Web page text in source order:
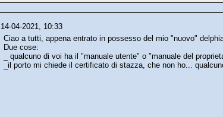
14-04-2021, 10:33
Ciao a tutti, appena entrato in possesso del mio "nuovo" delphia
Due cose:
_ qualcuno di voi ha il "manuale utente" o "manuale del
_il porto mi chiede il certificato di stazza, che non ho...